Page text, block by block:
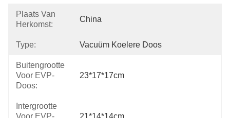
Plaats Van
Herkomst:
China
Type: Vacuüm Koelere Doos
Buitengrootte
Voor EVP-
Doos:
23*17*17cm
Intergrootte
Voor EVP-
21*14*14cm